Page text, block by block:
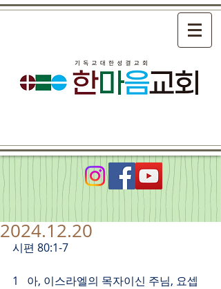
2024.12.20
시편 80:1-7
1   아, 이스라엘의 목자이신 주님, 요셉